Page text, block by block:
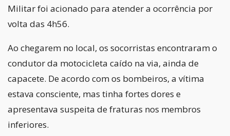
Militar foi acionado para atender a ocorrência por
volta das 4h56.
Ao chegarem no local, os socorristas encontraram o
condutor da motocicleta caído na via, ainda de
capacete. De acordo com os bombeiros, a vítima
estava consciente, mas tinha fortes dores e
apresentava suspeita de fraturas nos membros
inferiores.